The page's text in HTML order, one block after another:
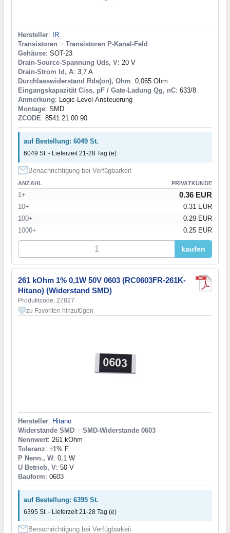
Hersteller:
IR
Transistoren > Transistoren P-Kanal-Feld
Gehäuse: SOT-23
Drain-Source-Spannung Uds, V: 20 V
Drain-Strom Id, A: 3,7 A
Durchlasswiderstand Rds(on), Ohm: 0,065 Ohm
Eingangskapazität Ciss, pF / Gate-Ladung Qg, nC: 633/8
Anmerkung: Logic-Level-Ansteuerung
Montage: SMD
ZCODE: 8541 21 00 90
auf Bestellung: 6049 St.
6049 St. - Lieferzeit 21-28 Tag (e)
Benachrichtigung bei Verfügbarkeit
ANZAHL PRIVATKUNDE
1+ 0.36 EUR
10+
0.31 EUR
100+
0.29 EUR
1000+
0.25 EUR
kaufen
261 kOhm 1% 0,1W 50V 0603 (RC0603FR-261K-
Hitano) (Widerstand SMD)
Produktcode: 27827
zu Favoriten hinzufügen
Hersteller: Hitano
Widerstande SMD > SMD-Widerstande 0603
Nennwert: 261 kOhm
Toleranz: ±1% F
P Nenn., W: 0,1 W
U Betrieb, V: 50 V
Bauform: 0603
auf Bestellung: 6395 St.
6395 St. - Lieferzeit 21-28 Tag (e)
Benachrichtigung bei Verfügbarkeit